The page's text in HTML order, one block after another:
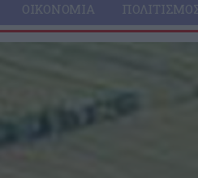
ΟΙΚΟΝΟΜΊΑ